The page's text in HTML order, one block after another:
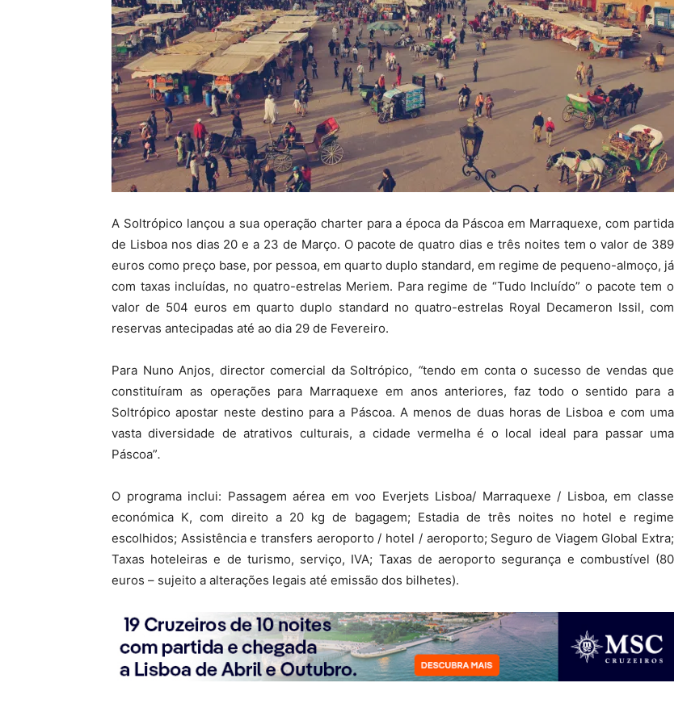
A Soltrópico lançou a sua operação charter para a época da Páscoa em Marraquexe, com partida
de Lisboa nos dias 20 e a 23 de Março. O pacote de quatro dias e três noites tem o valor de 389
euros como preço base, por pessoa, em quarto duplo standard, em regime de pequeno-almoço, já
com taxas incluídas, no quatro-estrelas Meriem. Para regime de “Tudo Incluído” o pacote tem o
valor de 504 euros em quarto duplo standard no quatro-estrelas Royal Decameron Issil, com
reservas antecipadas até ao dia 29 de Fevereiro.
Para Nuno Anjos, director comercial da Soltrópico, “tendo em conta o sucesso de vendas que
constituíram as operações para Marraquexe em anos anteriores, faz todo o sentido para a
Soltrópico apostar neste destino para a Páscoa. A menos de duas horas de Lisboa e com uma
vasta diversidade de atrativos culturais, a cidade vermelha é o local ideal para passar uma
Páscoa”.
O programa inclui: Passagem aérea em voo Everjets Lisboa/ Marraquexe / Lisboa, em classe
económica K, com direito a 20 kg de bagagem; Estadia de três noites no hotel e regime
escolhidos; Assistência e transfers aeroporto / hotel / aeroporto; Seguro de Viagem Global Extra;
Taxas hoteleiras e de turismo, serviço, IVA; Taxas de aeroporto segurança e combustível (80
euros – sujeito a alterações legais até emissão dos bilhetes).